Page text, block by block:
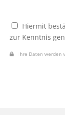
Hiermit
zur Kenntnis
Ihre Daten werden